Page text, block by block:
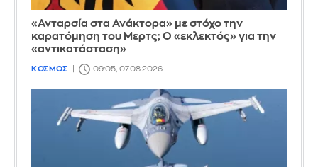
«Ανταρσία στα Ανάκτορα» με στόχο την
καρατόμηση του Μερτς; Ο «εκλεκτός» για την
«αντικατάσταση»
ΚΟΣΜΟΣ 09:05, 07.08.2026